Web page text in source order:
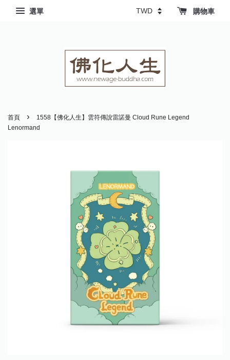
選單 購物車
首頁 ›
1558【佛化人生】雲符傳說雷諾曼 Cloud Rune Legend
Lenormand